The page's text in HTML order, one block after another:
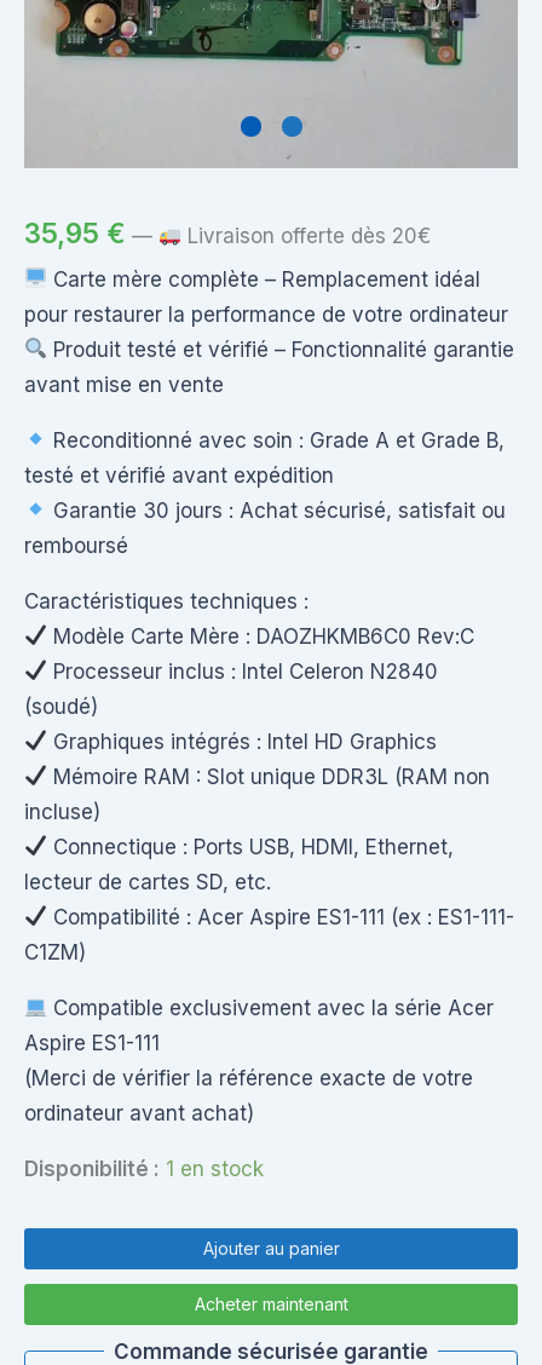
35,95 € —
Livraison offerte dès 20€
Carte mère complète – Remplacement idéal
pour restaurer la performance de votre ordinateur
Produit testé et vérifié – Fonctionnalité garantie
avant mise en vente
Reconditionné avec soin : Grade A et Grade B,
testé et vérifié avant expédition
Garantie 30 jours : Achat sécurisé, satisfait ou
remboursé
Caractéristiques techniques :
Modèle Carte Mère : DAOZHKMB6C0 Rev:C
Processeur inclus : Intel Celeron N2840
(soudé)
Graphiques intégrés : Intel HD Graphics
Mémoire RAM : Slot unique DDR3L (RAM non
incluse)
Connectique : Ports USB, HDMI, Ethernet,
lecteur de cartes SD, etc.
Compatibilité : Acer Aspire ES1-111 (ex : ES1-111-
C1ZM)
Compatible exclusivement avec la série Acer
Aspire ES1-111
(Merci de vérifier la référence exacte de votre
ordinateur avant achat)
Disponibilité : 1 en stock
Carte
Mère
Ajouter au panier
Acheter maintenant
Commande sécurisée garantie